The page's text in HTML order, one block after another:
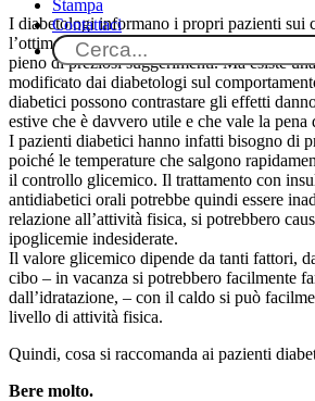
Stampa
Contattaci
I diabetologi informano i propri pazienti sui
l’ottimo sito della Società Italiana di
pieno di preziosi suggerimenti. Ma esiste
modificato dai diabetologi sul
diabetici possono contrastare gli effetti
estive che è davvero utile e che vale la pena
I pazienti diabetici hanno infatti bisogno di
poiché le temperature che salgono
il controllo glicemico. Il trattamento con
antidiabetici orali potrebbe quindi essere
relazione all’attività fisica, si potrebbero
ipoglicemie indesiderate.
Il valore glicemico dipende da tanti fattori,
cibo – in vacanza si potrebbero facilmente
dall’idratazione, – con il caldo si può
livello di attività fisica.
Quindi, cosa si raccomanda ai pazienti
Bere molto.